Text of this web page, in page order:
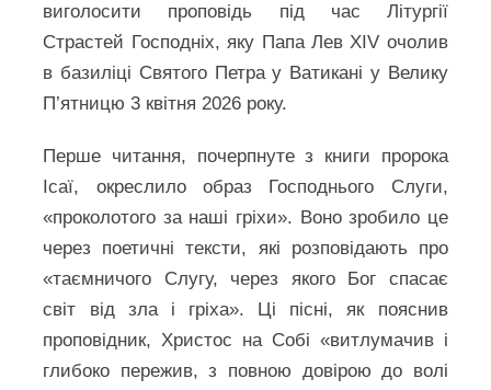
виголосити проповідь під час Літургії
Страстей Господніх, яку Папа Лев XIV очолив
в базиліці Святого Петра у Ватикані у Велику
П’ятницю 3 квітня 2026 року.
Перше читання, почерпнуте з книги пророка
Ісаї, окреслило образ Господнього Слуги,
«проколотого за наші гріхи». Воно зробило це
через поетичні тексти, які розповідають про
«таємничого Слугу, через якого Бог спасає
світ від зла і гріха». Ці пісні, як пояснив
проповідник, Христос на Собі «витлумачив і
глибоко пережив, з повною довірою до волі